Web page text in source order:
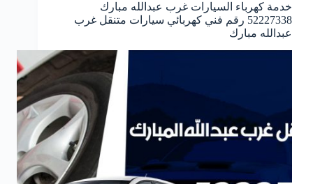
خدمة كهرباء السيارات غرب عبدالله مبارك
52227338 رقم فني كهربائي سيارات متنقل غرب
عبدالله مبارك